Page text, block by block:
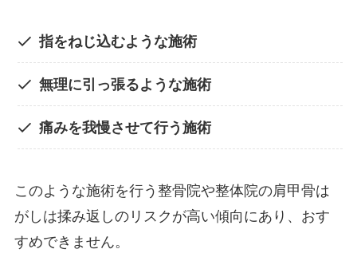
指をねじ込むような施術
無理に引っ張るような施術
痛みを我慢させて行う施術
このような施術を行う整骨院や整体院の肩甲骨は
がしは揉み返しのリスクが高い傾向にあり、おす
すめできません。